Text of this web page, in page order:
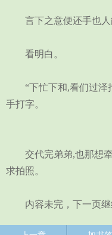
言下之意便还手也人
看明白。
“下忙下和,看们过泽
手打字。
交代完弟弟,也那想牵
求拍照。
内容未完，下一页继